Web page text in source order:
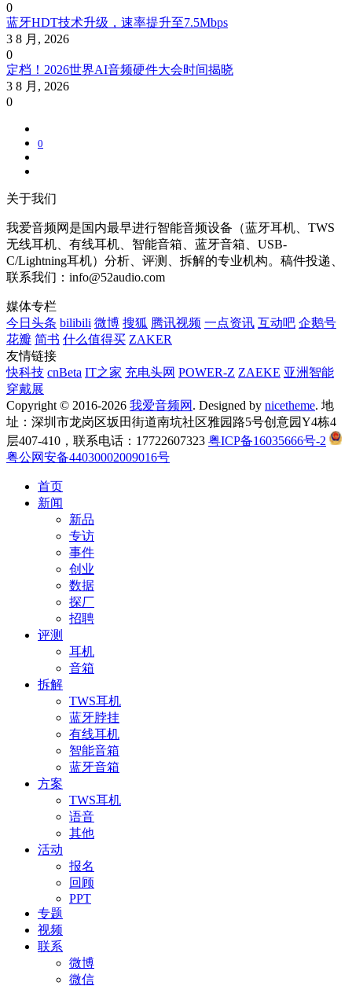
0
蓝牙HDT技术升级，速率提升至7.5Mbps
3 8 月, 2026
0
定档！2026世界AI音频硬件大会时间揭晓
3 8 月, 2026
0
0
关于我们
我爱音频网是国内最早进行智能音频设备（蓝牙耳机、TWS
无线耳机、有线耳机、智能音箱、蓝牙音箱、USB-
C/Lightning耳机）分析、评测、拆解的专业机构。稿件投递、
联系我们：info@52audio.com
媒体专栏
今日头条 bilibili 微博 搜狐 腾讯视频 一点资讯 互动吧 企鹅号
花瓣 简书 什么值得买 ZAKER
友情链接
快科技 cnBeta IT之家 充电头网 POWER-Z ZAEKE 亚洲智能
穿戴展
Copyright © 2016-2026 我爱音频网 . Designed by nicetheme. 地
址：深圳市龙岗区坂田街道南坑社区雅园路5号创意园Y4栋4
层407-410，联系电话：17722607323 粤ICP备16035666号-2
粤公网安备44030002009016号
首页
新闻
新品
专访
事件
创业
数据
探厂
招聘
评测
耳机
音箱
拆解
TWS耳机
蓝牙脖挂
有线耳机
智能音箱
蓝牙音箱
方案
TWS耳机
语音
其他
活动
报名
回顾
PPT
专题
视频
联系
微博
微信